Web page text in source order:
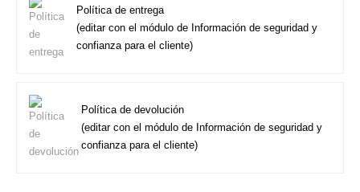
Política de entrega
(editar con el módulo de Información de seguridad y
confianza para el cliente)
Política de devolución
(editar con el módulo de Información de seguridad y
confianza para el cliente)